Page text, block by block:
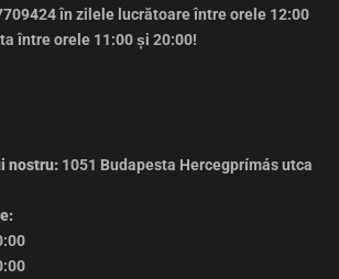
în zilele lucrătoare între orele 12:00
între orele 11:00 și 20:00!
nostru: 1051 Budapesta Hercegprímás utca